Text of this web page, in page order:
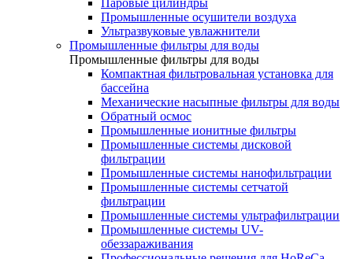
Паровые цилиндры
Промышленные осушители воздуха
Ультразвуковые увлажнители
Промышленные фильтры для воды
Промышленные фильтры для воды
Компактная фильтровальная установка для
бассейна
Механические насыпные фильтры для воды
Обратный осмос
Промышленные ионитные фильтры
Промышленные системы дисковой
фильтрации
Промышленные системы нанофильтрации
Промышленные системы сетчатой
фильтрации
Промышленные системы ультрафильтрации
Промышленные системы UV-
обеззараживания